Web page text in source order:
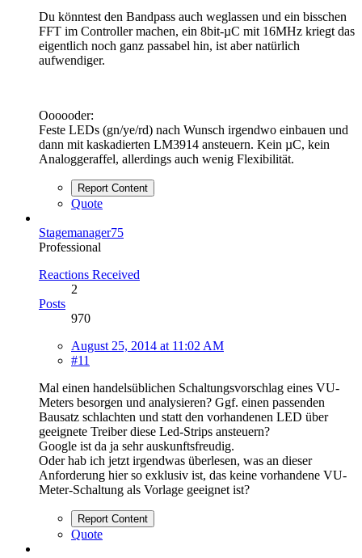
Du könntest den Bandpass auch weglassen und ein bisschen
FFT im Controller machen, ein 8bit-µC mit 16MHz kriegt das
eigentlich noch ganz passabel hin, ist aber natürlich
aufwendiger.
Oooooder:
Feste LEDs (gn/ye/rd) nach Wunsch irgendwo einbauen und
dann mit kaskadierten LM3914 ansteuern. Kein µC, kein
Analoggeraffel, allerdings auch wenig Flexibilität.
Report Content
Quote
Stagemanager75
Professional
Reactions Received
2
Posts
970
August 25, 2014 at 11:02 AM
#11
Mal einen handelsüblichen Schaltungsvorschlag eines VU-
Meters besorgen und analysieren? Ggf. einen passenden
Bausatz schlachten und statt den vorhandenen LED über
geeignete Treiber diese Led-Strips ansteuern?
Google ist da ja sehr auskunftsfreudig.
Oder hab ich jetzt irgendwas überlesen, was an dieser
Anforderung hier so exklusiv ist, das keine vorhandene VU-
Meter-Schaltung als Vorlage geeignet ist?
Report Content
Quote